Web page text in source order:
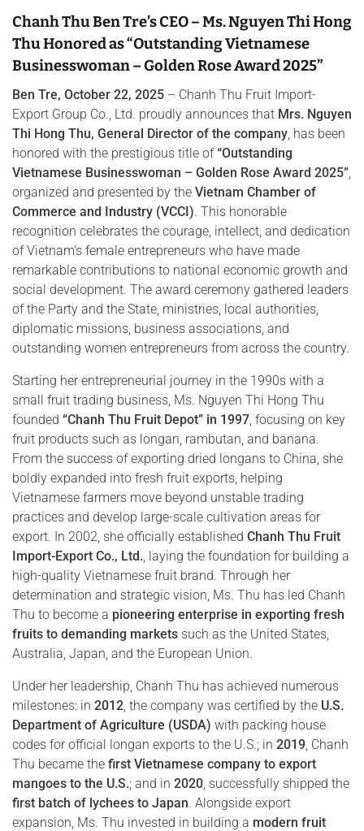
Chanh Thu Ben Tre’s CEO – Ms. Nguyen Thi Hong
Thu Honored as “Outstanding Vietnamese
Businesswoman – Golden Rose Award 2025”
Ben Tre, October 22, 2025 – Chanh Thu Fruit Import-
Export Group Co., Ltd. proudly announces that Mrs. Nguyen
Thi Hong Thu, General Director of the company , has been
honored with the prestigious title of“Outstanding
Vietnamese Businesswoman – Golden Rose Award 2025”
organized and presented by the Vietnam Chamber of
Commerce and Industry (VCCI). This honorable
recognition celebrates the courage, intellect, and dedication
of Vietnam’s female entrepreneurs who have made
remarkable contributions to national economic growth and
social development. The award ceremony gathered leaders
of the Party and the State, ministries, local authorities,
diplomatic missions, business associations, and
outstanding women entrepreneurs from across the country.
Starting her entrepreneurial journey in the 1990s with a
small fruit trading business, Ms. Nguyen Thi Hong Thu
founded “Chanh Thu Fruit Depot” in 1997 , focusing on key
fruit products such as longan, rambutan, and banana.
From the success of exporting dried longans to China, she
boldly expanded into fresh fruit exports, helping
Vietnamese farmers move beyond unstable trading
practices and develop large-scale cultivation areas for
export. In 2002, she officially established Chanh Thu Fruit
Import-Export Co., Ltd. , laying the foundation for building a
high-quality Vietnamese fruit brand. Through her
determination and strategic vision, Ms. Thu has led Chanh
Thu to become a pioneering enterprise in exporting fresh
fruits to demanding markets such as the United States,
Australia, Japan, and the European Union.
Under her leadership, Chanh Thu has achieved numerous
milestones: in 2012 , the company was certified by the U.S.
Department of Agriculture (USDA) with packing house
codes for official longan exports to the U.S.; in 2019 , Chanh
Thu became the first Vietnamese company to export
mangoes to the U.S.; and in 2020 , successfully shipped the
first batch of lychees to Japan. Alongside export
expansion, Ms. Thu invested in building a modern fruit